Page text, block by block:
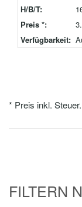
H/B/T:
Preis *:
Verfügbarkeit:
* Preis inkl. Steuer.
FILTERN